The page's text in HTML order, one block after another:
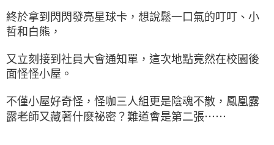
終於拿到閃閃發亮星球卡，想說鬆一口氣的叮叮、小
哲和白熊，
又立刻接到社員大會通知單，這次地點竟然在校園後
面怪怪小屋。
不僅小屋好奇怪，怪咖三人組更是陰魂不散，鳳凰露
露老師又藏著什麼祕密？難道會是第二張⋯⋯